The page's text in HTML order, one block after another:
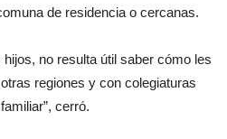
de residencia o cercanas.
no resulta útil saber cómo les
regiones y con colegiaturas
cerró.